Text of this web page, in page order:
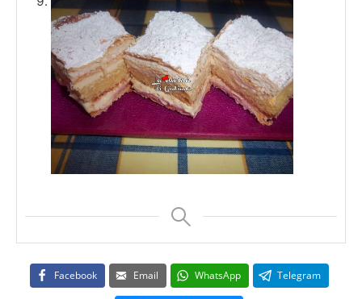
Facebook Email WhatsApp Telegram